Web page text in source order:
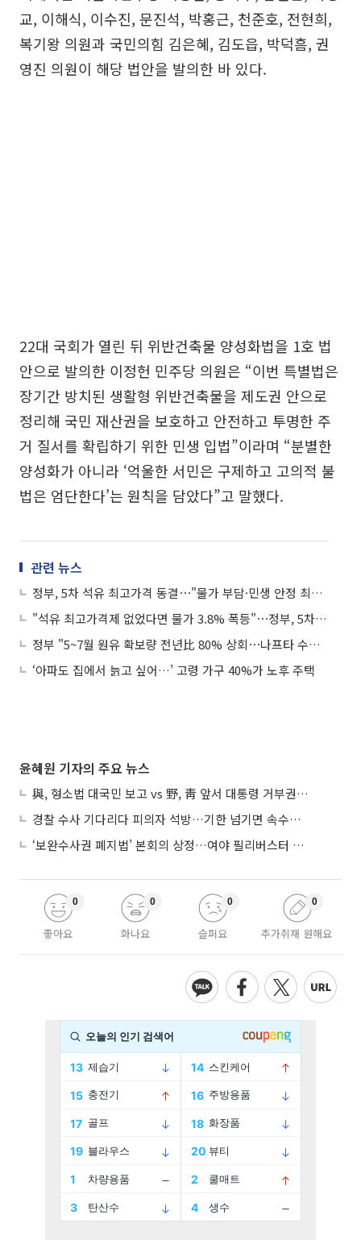
교, 이해식, 이수진, 문진석, 박홍근, 천준호, 전현희,
복기왕 의원과 국민의힘 김은혜, 김도읍, 박덕흠, 권
영진 의원이 해당 법안을 발의한 바 있다.
22대 국회가 열린 뒤 위반건축물 양성화법을 1호 법
안으로 발의한 이정헌 민주당 의원은 “이번 특별법은
장기간 방치된 생활형 위반건축물을 제도권 안으로
정리해 국민 재산권을 보호하고 안전하고 투명한 주
거 질서를 확립하기 위한 민생 입법”이라며 “분별한
양성화가 아니라 ‘억울한 서민은 구제하고 고의적 불
법은 엄단한다’는 원칙을 담았다”고 말했다.
관련 뉴스
정부, 5차 석유 최고가격 동결⋯"물가 부담·민생 안정 최우선"
"석유 최고가격제 없었다면 물가 3.8% 폭등"⋯정부, 5차 동결로 '민생 방파제' 친다
정부 "5~7월 원유 확보량 전년比 80% 상회⋯나프타 수급도 안정적"
‘아파도 집에서 늙고 싶어…’ 고령 가구 40%가 노후 주택
윤혜원 기자의 주요 뉴스
與, 형소법 대국민 보고 vs 野, 靑 앞서 대통령 거부권 촉구
경찰 수사 기다리다 피의자 석방…기한 넘기면 속수무책
‘보완수사권 폐지법’ 본회의 상정…여야 필리버스터 대치
좋아요
0
화나요
0
슬퍼요
0
추가취재 원해요
0